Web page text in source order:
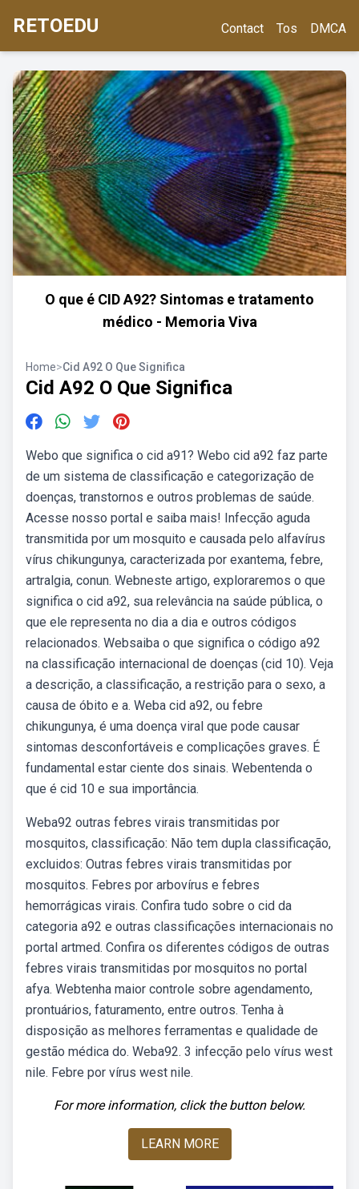
RETOEDU Contact Tos DMCA
O que é CID A92? Sintomas e tratamento
médico - Memoria Viva
Home>Cid A92 O Que Significa
Cid A92 O Que Significa
Webo que significa o cid a91? Webo cid a92 faz parte
de um sistema de classificação e categorização de
doenças, transtornos e outros problemas de saúde.
Acesse nosso portal e saiba mais! Infecção aguda
transmitida por um mosquito e causada pelo alfavírus
vírus chikungunya, caracterizada por exantema, febre,
artralgia, conun. Webneste artigo, exploraremos o que
significa o cid a92, sua relevância na saúde pública, o
que ele representa no dia a dia e outros códigos
relacionados. Websaiba o que significa o código a92
na classificação internacional de doenças (cid 10). Veja
a descrição, a classificação, a restrição para o sexo, a
causa de óbito e a. Weba cid a92,‍ ou febre
chikungunya, é uma doença viral que pode causar
sintomas desconfortáveis e complicações ⁤graves. É
fundamental estar ciente dos‌ sinais. Webentenda o
que é cid 10 e sua importância.
Weba92 outras febres virais transmitidas por
mosquitos, classificação: Não tem dupla classificação,
excluidos: Outras febres virais transmitidas por
mosquitos. Febres por arbovírus e febres
hemorrágicas virais. Confira tudo sobre o cid da
categoria a92 e outras classificações internacionais no
portal artmed. Confira os diferentes códigos de outras
febres virais transmitidas por mosquitos no portal
afya. Webtenha maior controle sobre agendamento,
prontuários, faturamento, entre outros. Tenha à
disposição as melhores ferramentas e qualidade de
gestão médica do. Weba92. 3 infecção pelo vírus west
nile. Febre por vírus west nile.
For more information, click the button below.
LEARN MORE